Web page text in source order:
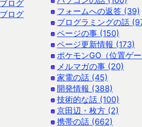
ログ
ログ
フォームへの返答 (39)
プログラミングの話
ページの事 (150)
ページ更新情報 (173)
ポケモンGO（位置ゲ
メルマガの事 (20)
家電の話 (45)
開発情報 (388)
技術的な話 (100)
京田辺・枚方 (2)
携帯の話 (662)